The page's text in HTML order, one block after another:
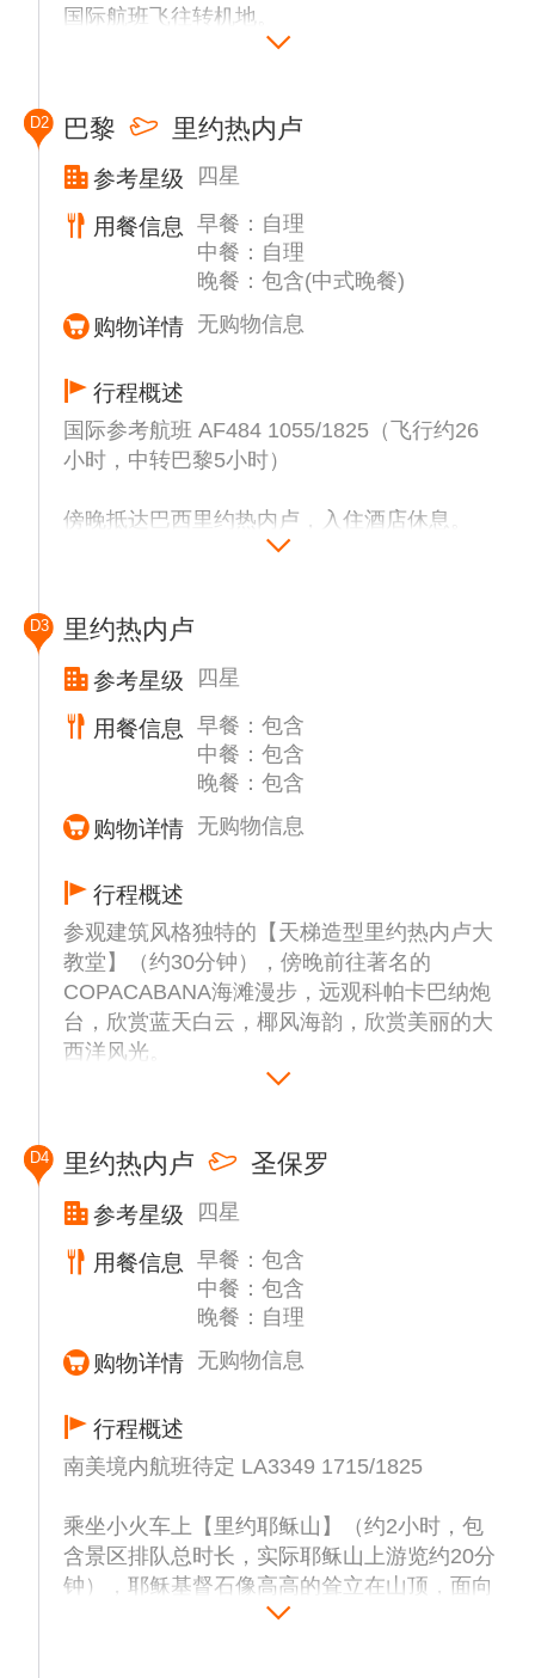
国际航班飞往转机地。
D2 巴黎 里约热内卢
参考星级 四星
用餐信息
早餐：自理
中餐：自理
晚餐：包含(中式晚餐)
购物详情 无购物信息
行程概述
国际参考航班 AF484 1055/1825（飞行约26
小时，中转巴黎5小时）
傍晚抵达巴西里约热内卢，入住酒店休息。
D3 里约热内卢
参考星级 四星
用餐信息
早餐：包含
中餐：包含
晚餐：包含
购物详情 无购物信息
行程概述
参观建筑风格独特的【天梯造型里约热内卢大
教堂】（约30分钟），傍晚前往著名的
COPACABANA海滩漫步，远观科帕卡巴纳炮
台，欣赏蓝天白云，椰风海韵，欣赏美丽的大
西洋风光。
乘缆车登上2016年里约奥运会的会徽原型--著
山高394米，登上山顶可将里约全景尽收眼
底。晚上安排传统巴西烤肉。
D4 里约热内卢 圣保罗
参考星级 四星
用餐信息
早餐：包含
中餐：包含
晚餐：自理
购物详情 无购物信息
行程概述
南美境内航班待定 LA3349 1715/1825
乘坐小火车上【里约耶稣山】（约2小时，包
含景区排队总时长，实际耶稣山上游览约20分
钟），耶稣基督石像高高的耸立在山顶，面向
浩瀚的大西洋，您可同高耸入云的耶稣伸手像